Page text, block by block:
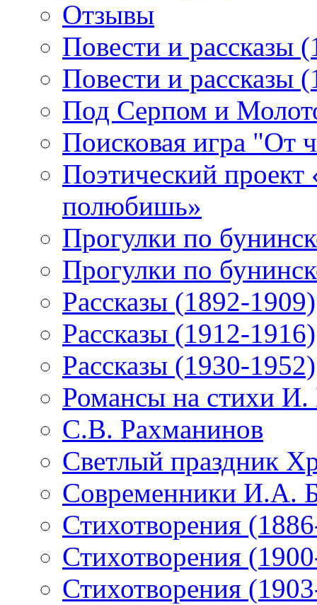
Отзывы
Повести и рассказы
Повести и рассказы
Под Серпом и
Поисковая игра "От
Поэтический
полюбишь»
Прогулки по
Прогулки по
Рассказы (1892-1909)
Рассказы (1912-1916)
Рассказы (1930-1952)
Романсы на стихи И.
С.В. Рахманинов
Светлый праздник
Современники И.А.
Стихотворения
Стихотворения
Стихотворения